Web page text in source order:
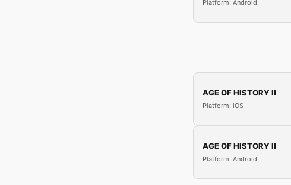
Platform: Android
AGE OF HISTORY II
Platform: iOS
AGE OF HISTORY II
Platform: Android